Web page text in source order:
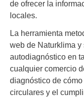
de ofrecer la
locales.
La herramienta
web de Naturklima
autodiagnóstico en
cualquier comercio
diagnóstico de
circulares y el